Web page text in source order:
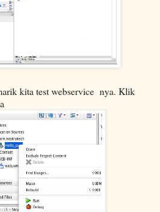
kita test webservice nya. Klik